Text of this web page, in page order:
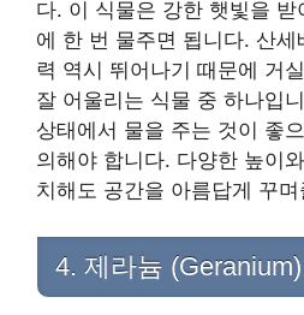
다. 이 식물은 강한 햇빛을
에 한 번 물주면 됩니다. 산
력 역시 뛰어나기 때문에 거
잘 어울리는 식물 중 하나입
상태에서 물을 주는 것이 좋
의해야 합니다. 다양한 높이
치해도 공간을 아름답게 꾸
4. 제라늄 (Geranium)